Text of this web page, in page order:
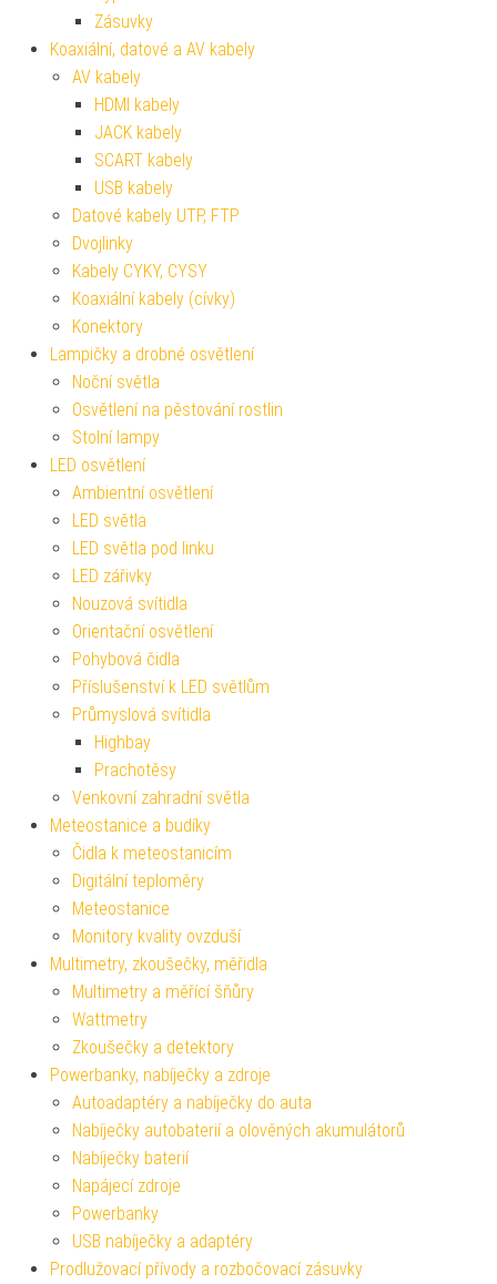
Zásuvky
Koaxiální, datové a AV kabely
AV kabely
HDMI kabely
JACK kabely
SCART kabely
USB kabely
Datové kabely UTP, FTP
Dvojlinky
Kabely CYKY, CYSY
Koaxiální kabely (cívky)
Konektory
Lampičky a drobné osvětlení
Noční světla
Osvětlení na pěstování rostlin
Stolní lampy
LED osvětlení
Ambientní osvětlení
LED světla
LED světla pod linku
LED zářivky
Nouzová svítidla
Orientační osvětlení
Pohybová čidla
Příslušenství k LED světlům
Průmyslová svítidla
Highbay
Prachotěsy
Venkovní zahradní světla
Meteostanice a budíky
Čidla k meteostanicím
Digitální teploměry
Meteostanice
Monitory kvality ovzduší
Multimetry, zkoušečky, měřidla
Multimetry a měřící šňůry
Wattmetry
Zkoušečky a detektory
Powerbanky, nabíječky a zdroje
Autoadaptéry a nabíječky do auta
Nabíječky autobaterií a olověných akumulátorů
Nabíječky baterií
Napájecí zdroje
Powerbanky
USB nabíječky a adaptéry
Prodlužovací přívody a rozbočovací zásuvky